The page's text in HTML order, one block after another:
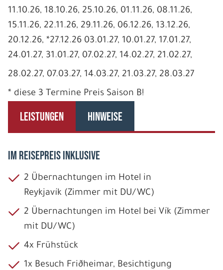
11.10.26, 18.10.26, 25.10.26, 01.11.26, 08.11.26,
15.11.26, 22.11.26, 29.11.26, 06.12.26, 13.12.26,
20.12.26, *27.12.26 03.01.27, 10.01.27, 17.01.27,
24.01.27, 31.01.27, 07.02.27, 14.02.27, 21.02.27,
28.02.27, 07.03.27, 14.03.27, 21.03.27, 28.03.27
* diese 3 Termine Preis Saison B!
LEISTUNGEN HINWEISE
IM REISEPREIS INKLUSIVE
2 Übernachtungen im Hotel in
Reykjavík (Zimmer mit DU/WC)
2 Übernachtungen im Hotel bei Vík (Zimmer
mit DU/WC)
4x Frühstück
1x Besuch Friðheimar, Besichtigung